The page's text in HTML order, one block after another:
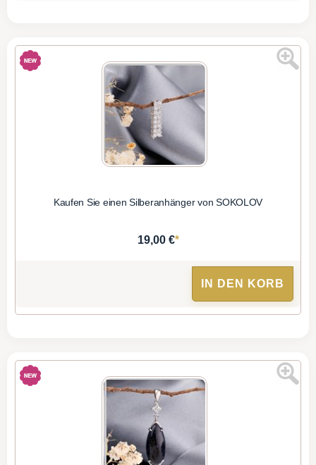
Kaufen Sie einen Silberanhänger von SOKOLOV
19,00 €*
IN DEN KORB